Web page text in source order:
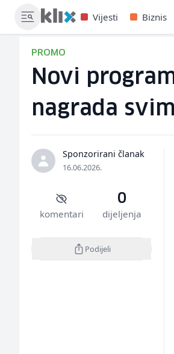
Vijesti Biznis
PROMO
Novi
nagrada
Sponzorirani članak
16.06.2026.
komentari
0
dijeljenja
Podijeli